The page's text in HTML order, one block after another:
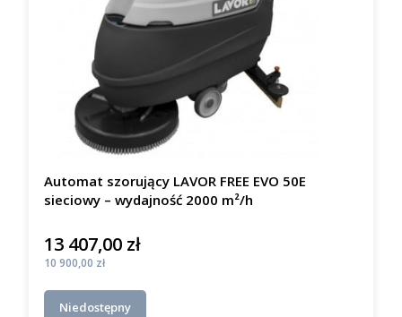
Automat szorujący LAVOR FREE EVO 50E
sieciowy – wydajność 2000 m²/h
Cena
13 407,00 zł
Cena
10 900,00 zł
Niedostępny